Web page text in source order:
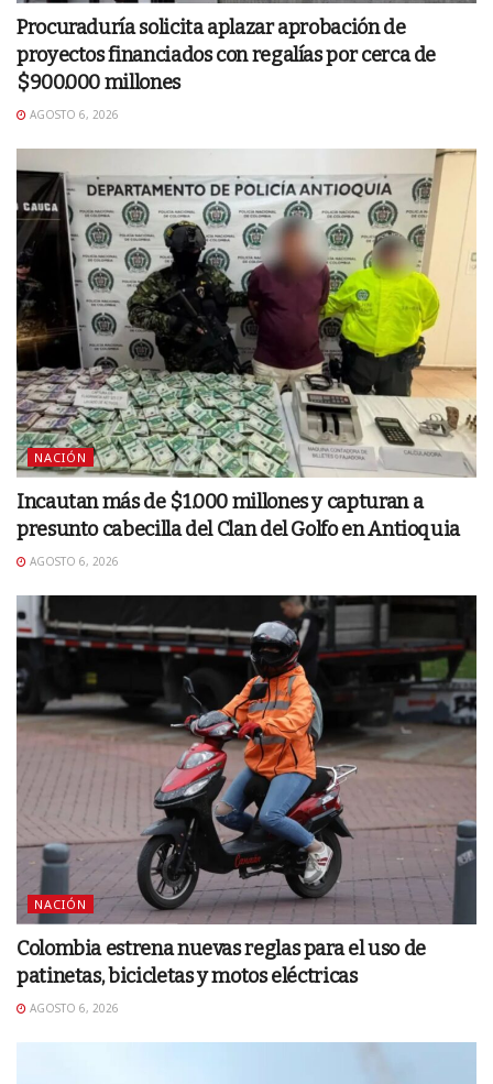
Procuraduría solicita aplazar aprobación de
proyectos financiados con regalías por cerca de
$900.000 millones
AGOSTO 6, 2026
NACIÓN
Incautan más de $1.000 millones y capturan a
presunto cabecilla del Clan del Golfo en Antioquia
AGOSTO 6, 2026
NACIÓN
Colombia estrena nuevas reglas para el uso de
patinetas, bicicletas y motos eléctricas
AGOSTO 6, 2026